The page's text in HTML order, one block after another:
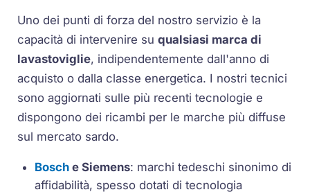
Uno dei punti di forza del nostro servizio è la
capacità di intervenire suqualsiasi marca di
lavastoviglie, indipendentemente dall'anno di
acquisto o dalla classe energetica. I nostri tecnici
sono aggiornati sulle più recenti tecnologie e
dispongono dei ricambi per le marche più diffuse
sul mercato sardo.
Bosch e Siemens: marchi tedeschi sinonimo di
affidabilità, spesso dotati di tecnologia